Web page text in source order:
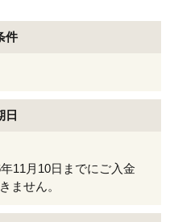
件
日
11月10日までにご入金
ません。